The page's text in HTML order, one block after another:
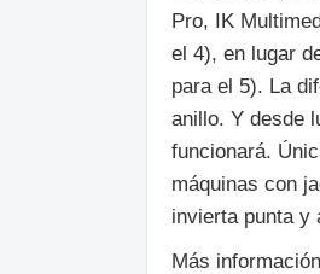
Pro, IK
el 4), en lugar
para el 5). La
anillo. Y desde
funcionará.
máquinas con
invierta punta y
Más